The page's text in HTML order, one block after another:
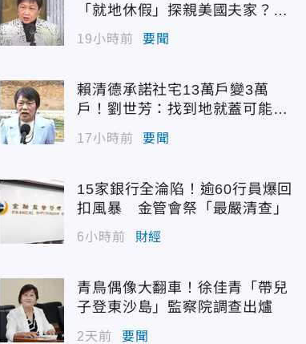
「就地休假」探親美國夫家？徐
佳青回應了
19小時前 要聞
賴清德承諾社宅13萬戶變3萬
戶！劉世芳：找到地就蓋可能變
空餘屋
17小時前 要聞
15家銀行全淪陷！逾60行員爆回
扣風暴 金管會祭「最嚴清查」
6小時前 財經
青鳥偶像大翻車！徐佳青「帶兒
子登東沙島」監察院調查出爐
2天前 要聞